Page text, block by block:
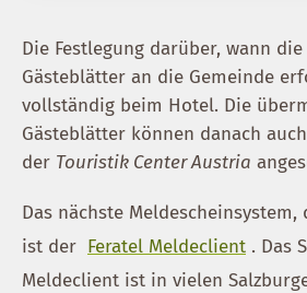
Die Festlegung darüber, wann
Gästeblätter an die Gemeinde
vollständig beim Hotel. Die
Gästeblätter können danach
der Touristik Center Austria
Das nächste
ist der Feratel Meldeclient . Das
Meldeclient ist in vielen